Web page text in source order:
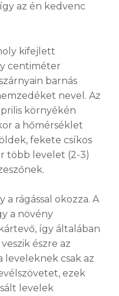
az én kedvenc
kifejlett
centiméter
barnás
nevel. Az
környékén
a hőmérséklet
fekete csíkos
több levelet (2-3)
rágással okozza. A
a növény
így általában
észre az
leveleknek csak az
ezek
levelek